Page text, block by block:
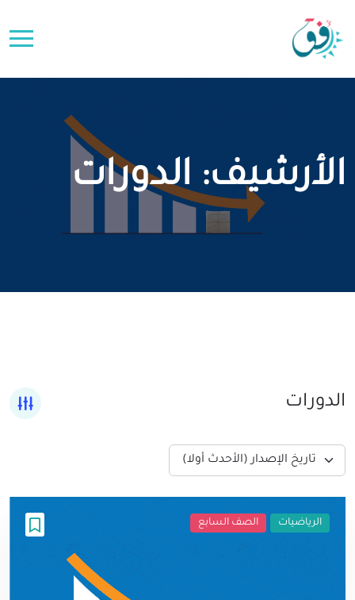
الأرشيف: الدورات
الدورات
تاريخ الإصدار (الأحدث أولا)
الرياضيات الصف السابع